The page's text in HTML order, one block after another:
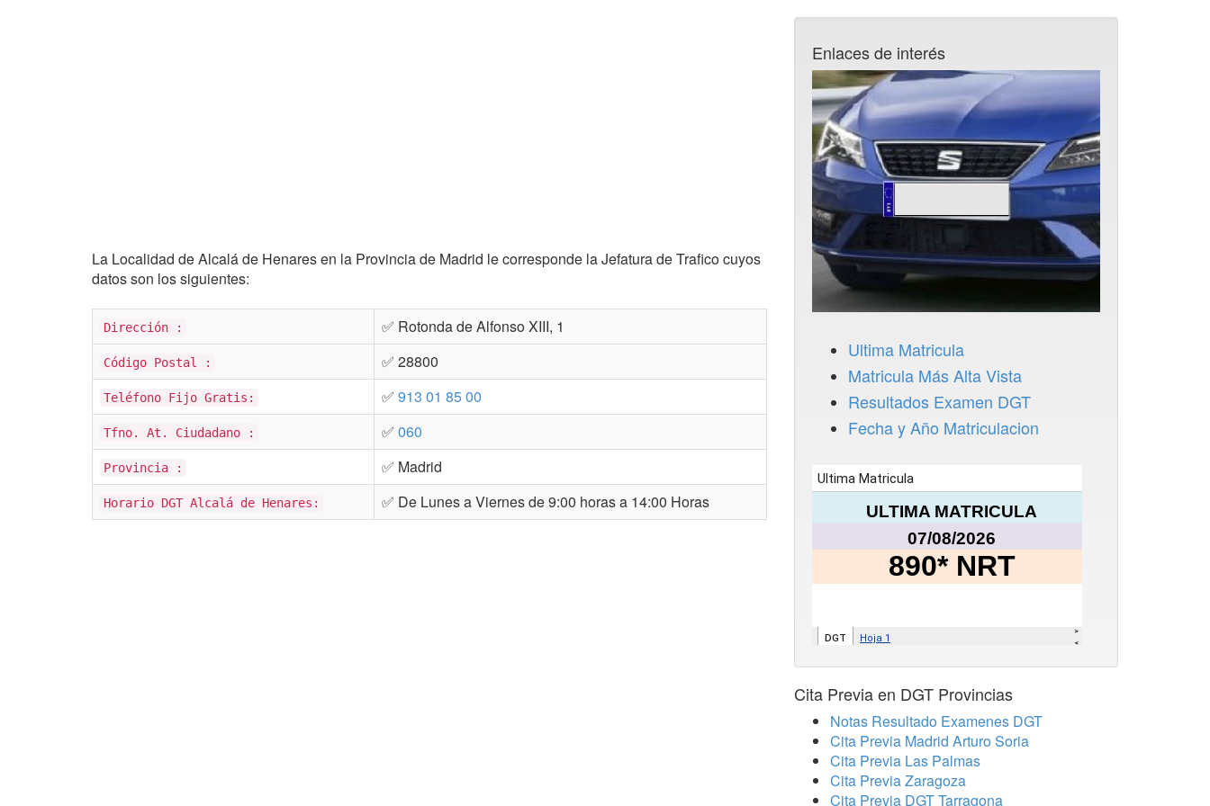
La Localidad de Alcalá de Henares en la Provincia de Madrid le corresponde la Jefatura de Trafico cuyos
datos son los siguientes:
Dirección : ✅ Rotonda de Alfonso XIII, 1
Código Postal : ✅ 28800
Teléfono Fijo Gratis: ✅ 913 01 85 00
Tfno. At. Ciudadano : ✅ 060
Provincia : ✅ Madrid
Horario DGT Alcalá de Henares: ✅ De Lunes a Viernes de 9:00 horas a 14:00 Horas
Enlaces de interés
Ultima Matricula
Matricula Más Alta Vista
Resultados Examen DGT
Fecha y Año Matriculacion
Cita Previa en DGT Provincias
Notas Resultado Examenes DGT
Cita Previa Madrid Arturo Soria
Cita Previa Las Palmas
Cita Previa Zaragoza
Cita Previa DGT Tarragona